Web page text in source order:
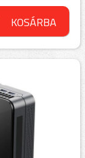
KOSÁRBA